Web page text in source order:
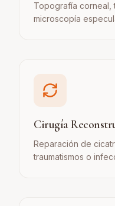
Topografía corneal,
microscopía
Cirugía
Reparación de
traumatismos o